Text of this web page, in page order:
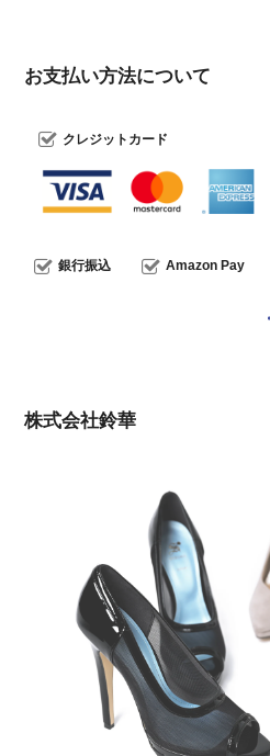
お支払い方法について
クレジットカード
銀行振込 Amazon Pay
株式会社鈴華